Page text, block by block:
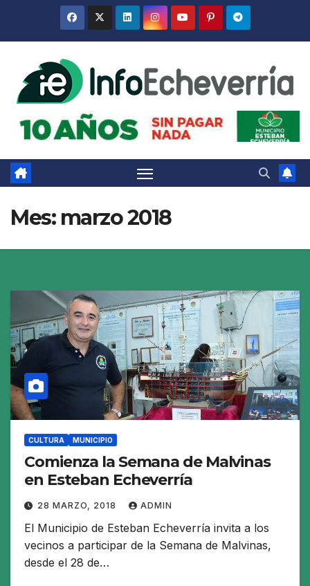
Mes: marzo 2018
CULTURA MUNICIPIO
Comienza la Semana de Malvinas
en Esteban Echeverría
28 MARZO, 2018 ADMIN
El Municipio de Esteban Echeverría invita a los
vecinos a participar de la Semana de Malvinas,
desde el 28 de…